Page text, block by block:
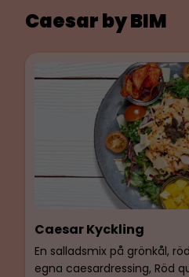
Caesar by BIM
Caesar Kyckling
En salladsmix på grönkål,
egna caesardressing, Röd